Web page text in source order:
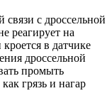
связи с дроссельной
реагирует на
в датчике
дроссельной
промыть
грязь и нагар